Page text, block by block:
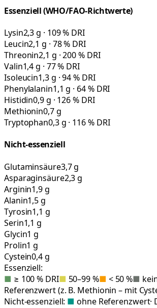
Essenziell (WHO/FAO-Richtwerte)
Lysin2,3 g · 109 % DRI
Leucin2,1 g · 78 % DRI
Threonin2,1 g · 200 % DRI
Valin1,4 g · 77 % DRI
Isoleucin1,3 g · 94 % DRI
Phenylalanin1,1 g · 64 % DRI
Histidin0,9 g · 126 % DRI
Methionin0,7 g
Tryptophan0,3 g · 116 % DRI
Nicht-essenziell
Glutaminsäure3,7 g
Asparaginsäure2,3 g
Arginin1,9 g
Alanin1,5 g
Tyrosin1,1 g
Serin1,1 g
Glycin1 g
Prolin1 g
Cystein0,4 g
Essenziell:
■ ≥ 100 % DRI■ 50–99 %■ < 50 %■
Referenzwert (z. B. Methionin – mit
Nicht-essenziell: ■ ohne Referenzwert·